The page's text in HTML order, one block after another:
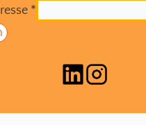
*